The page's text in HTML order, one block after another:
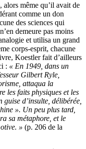
alors même qu’il avait de
comme un don
des sciences qui
demeure pas moins
et utilisa un grand
corps-esprit, chacune
Koestler fait d’ailleurs
: « En 1949, dans un
Gilbert Ryle,
attaqua la
les faits physiques et les
d’insulte, délibérée,
». Un peu plus tard,
sa métaphore, et le
» (p. 206 de la